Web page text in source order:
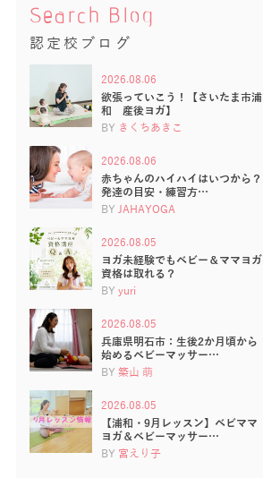
Search Blog
認定校ブログ
2026.08.06
欲張っていこう！【さいたま市浦
和 産後ヨガ】
BY きくちあきこ
2026.08.06
赤ちゃんのハイハイはいつから？
発達の目安・練習方…
BY JAHAYOGA
2026.08.05
ヨガ未経験でもベビー＆ママヨガ
資格は取れる？
BY yuri
2026.08.05
兵庫県明石市：生後2か月頃から
始めるベビーマッサー…
BY 築山 萌
2026.08.05
【浦和・9月レッスン】ベビママ
ヨガ＆ベビーマッサー…
BY 宮えり子